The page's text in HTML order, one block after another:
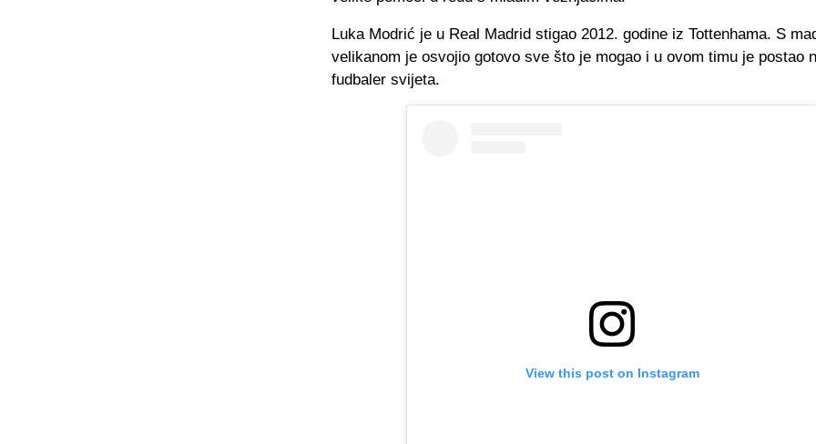
Luka Modrić je u Real Madrid stigao 2012. godine iz Tottenhama. S
velikanom je osvojio gotovo sve što je mogao i u ovom timu je postao
fudbaler svijeta.
View this post on Instagram